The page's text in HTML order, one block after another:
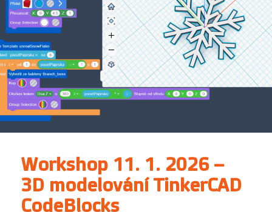
Workshop 11. 1. 2026 –
3D modelování TinkerCAD
CodeBlocks